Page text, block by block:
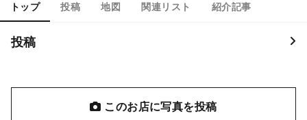
トップ 投稿 地図 関連リスト 紹介記事
投稿
このお店に写真を投稿